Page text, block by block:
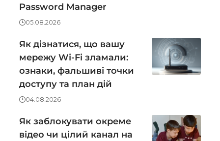
Password Manager
05.08.2026
Як дізнатися, що вашу
мережу Wi-Fi зламали:
ознаки, фальшиві точки
доступу та план дій
04.08.2026
Як заблокувати окреме
відео чи цілий канал на